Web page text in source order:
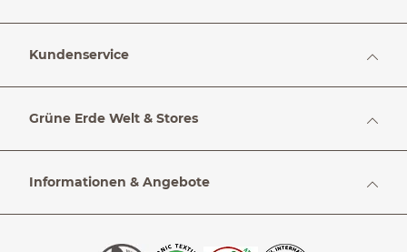
Kundenservice
Grüne Erde Welt & Stores
Informationen & Angebote